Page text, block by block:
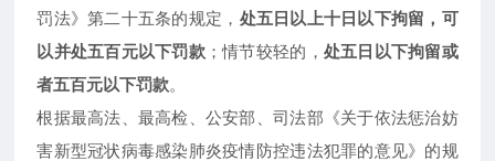
罚法》第二十五条的规定， 处五日以上十日以下拘留，可
以并处五百元以下罚款；情节较轻的， 处五日以下拘留或
者五百元以下罚款。
根据最高法、最高检、公安部、司法部《关于依法惩治妨
害新型冠状病毒感染肺炎疫情防控违法犯罪的意见》的规